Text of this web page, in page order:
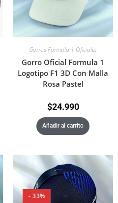
Gorros Formula 1 Oficiales
Gorro Oficial Formula 1
Logotipo F1 3D Con Malla
Rosa Pastel
$24.990
Añadir al carrito
- 33%